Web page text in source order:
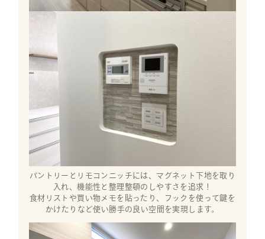
パントリーとリモコンニッチには、マグネット下地を取り
入れ、機能性と整理整頓のしやすさを追求！
食材リストや買い物メモを貼ったり、フックを使って鍵を
かけたりなど使い勝手の良い空間を実現します。